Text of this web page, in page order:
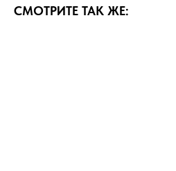
СМОТРИТЕ ТАК ЖЕ: